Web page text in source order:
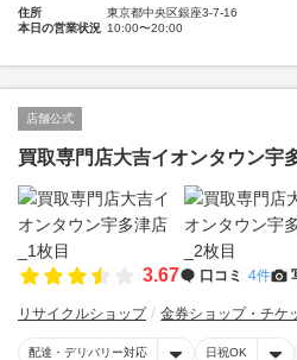
住所
東京都中央区銀座3-7-16
本日の営業状況 10:00〜20:00
店舗公式
買取専門店大吉イオンタウン宇
3.67 口コミ 4件
リサイクルショップ 金券ショップ・チケ
配達・デリバリー対応 日祝OK